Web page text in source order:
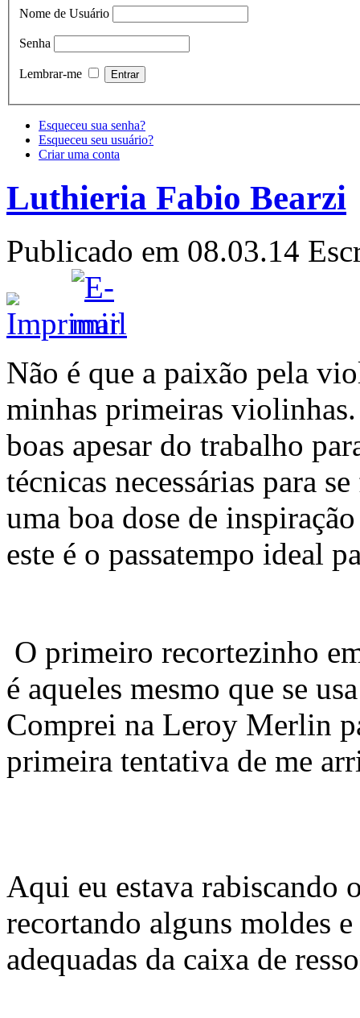
Nome de Usuário
Senha
Lembrar-me
Esqueceu sua senha?
Esqueceu seu usuário?
Criar uma conta
Luthieria Fabio Bearzi
Publicado em 08.03.14
Não é que a paixão pela
minhas primeiras
boas apesar do trabalho
técnicas necessárias para
uma boa dose de
este é o passatempo ideal
O primeiro recortezinho
é aqueles mesmo que se
Comprei na Leroy Merlin
primeira tentativa de me
Aqui eu estava rabiscando
recortando alguns moldes
adequadas da caixa de